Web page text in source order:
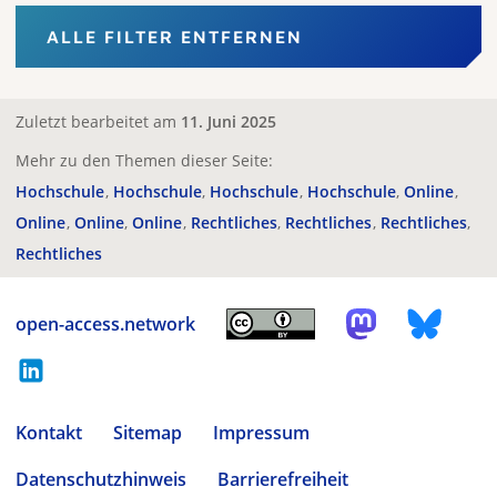
ALLE FILTER ENTFERNEN
Zuletzt bearbeitet am 11. Juni 2025
Mehr zu den Themen dieser Seite:
Hochschule Hochschule Hochschule Hochschule Online
Online Online Online Rechtliches Rechtliches Rechtliches
Rechtliches
open-access.network
Kontakt Sitemap
Impressum
Datenschutzhinweis
Barrierefreiheit